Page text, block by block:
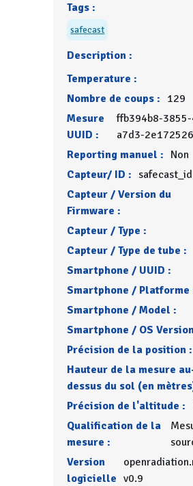
Tags :
safecast
Description :
Temperature :
Nombre de coups : 129
Mesure
UUID :
ffb394b8-
a7d3-
Reporting manuel : Non
Capteur/ ID :
Capteur / Version du
Firmware :
Capteur / Type :
Capteur / Type de tube :
Smartphone / UUID :
Smartphone / Platforme
Smartphone / Model :
Smartphone / OS
Précision de la position :
Hauteur de la mesure
dessus du sol (en
Précision de l'altitude :
Qualification de la
mesure :
Version
logicielle v0.9